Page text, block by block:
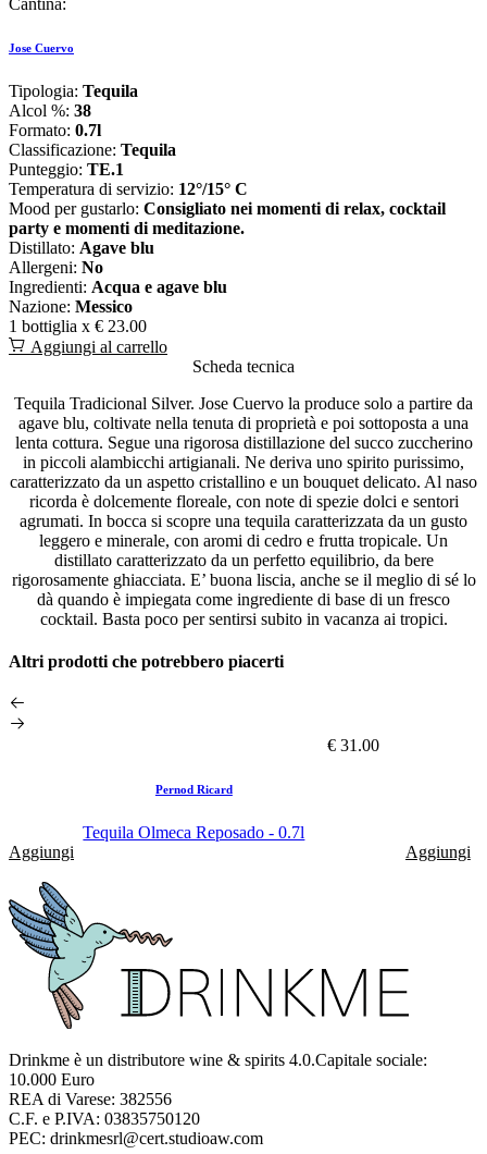
Jose Cuervo
Tipologia: Tequila
Alcol %: 38
Formato: 0.7l
Classificazione: Tequila
Punteggio: TE.1
Temperatura di servizio: 12°/15° C
Mood per gustarlo: Consigliato nei momenti di relax, cocktail
party e momenti di meditazione.
Distillato: Agave blu
Allergeni: No
Ingredienti: Acqua e agave blu
Nazione: Messico
1 bottiglia x € 23.00
Aggiungi al carrello
Scheda tecnica
Tequila Tradicional Silver. Jose Cuervo la produce solo a partire da
agave blu, coltivate nella tenuta di proprietà e poi sottoposta a una
lenta cottura. Segue una rigorosa distillazione del succo zuccherino
in piccoli alambicchi artigianali. Ne deriva uno spirito purissimo,
caratterizzato da un aspetto cristallino e un bouquet delicato. Al naso
ricorda è dolcemente floreale, con note di spezie dolci e sentori
agrumati. In bocca si scopre una tequila caratterizzata da un gusto
leggero e minerale, con aromi di cedro e frutta tropicale. Un
distillato caratterizzato da un perfetto equilibrio, da bere
rigorosamente ghiacciata. E’ buona liscia, anche se il meglio di sé lo
dà quando è impiegata come ingrediente di base di un fresco
cocktail. Basta poco per sentirsi subito in vacanza ai tropici.
Altri prodotti che potrebbero piacerti
€ 31.00
Pernod Ricard
Tequila Olmeca Reposado - 0.7l
Aggiungi
Aggiungi
Drinkme è un distributore wine & spirits 4.0.Capitale sociale:
10.000 Euro
REA di Varese: 382556
C.F. e P.IVA: 03835750120
PEC: drinkmesrl@cert.studioaw.com